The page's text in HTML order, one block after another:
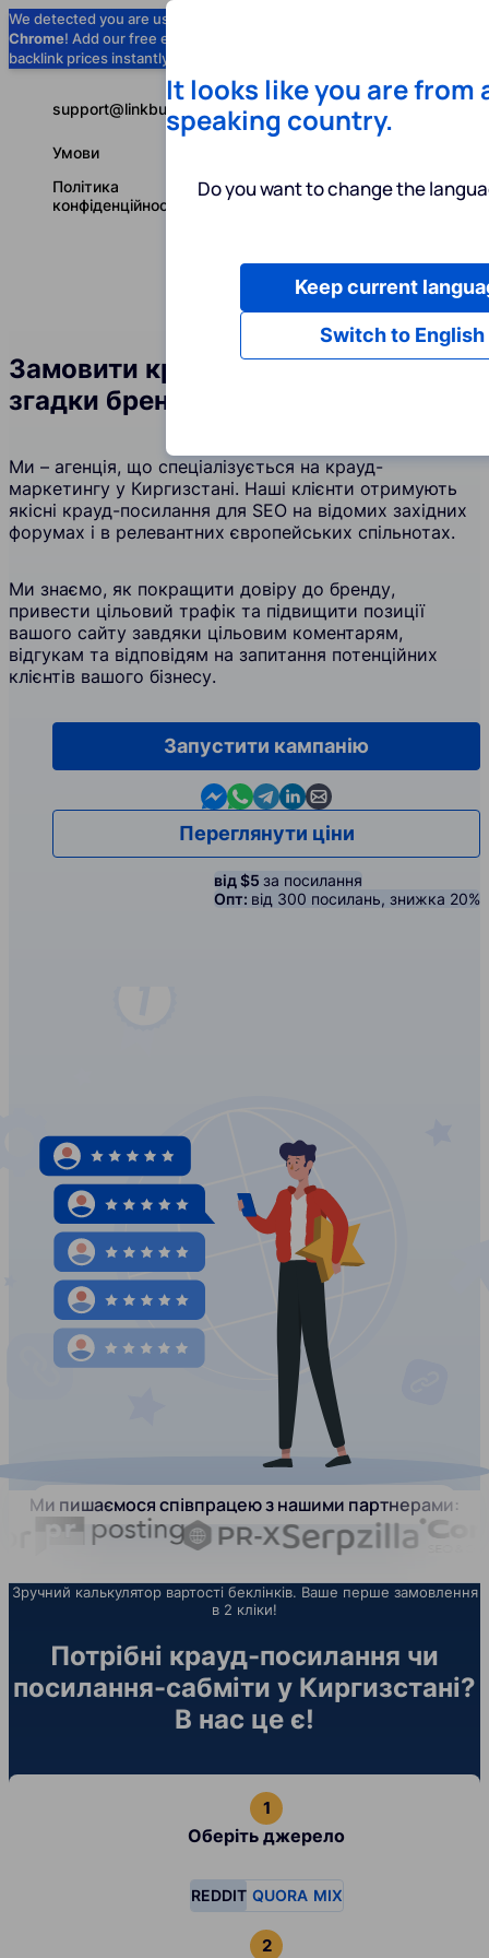
We detected you are using
Chrome! Add our free extension to check
backlink prices instantly as you browse.
Послуги
Українська
support@linkbuilder.com
Умови
Політика
конфіденційності
Замовити крауд-посилання та
згадки бренду у Киргизстані
Ми – агенція, що спеціалізується на крауд-
маркетингу у Киргизстані. Наші клієнти отримують
якісні крауд-посилання для SEO на відомих західних
форумах і в релевантних європейських спільнотах.
Ми знаємо, як покращити довіру до бренду,
привести цільовий трафік та підвищити позиції
вашого сайту завдяки цільовим коментарям,
відгукам та відповідям на запитання потенційних
клієнтів вашого бізнесу.
Запустити кампанію
Contact us in Messenger
Contact us in WhatsApp
Contact us in Telegram
Contact us in Linkedin
Contact us by email
Переглянути ціни
від $5 за посилання
Опт: від 300 посилань, знижка 20%
Ми пишаємося співпрацею з нашими партнерами:
Зручний калькулятор вартості беклінків. Ваше перше замовлення
в 2 кліки!
Потрібні крауд-посилання чи
посилання-сабміти у Киргизстані?
В нас це є!
Оберіть джерело
REDDIT QUORA MIX
It looks like you are from
speaking country.
Do you want to change the
Switch to English
Keep current